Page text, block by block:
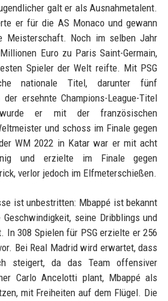
galt er als Ausnahmetalent.
er für die AS Monaco und gewann
Meisterschaft. Noch im selben Jahr
Euro zu Paris Saint-Germain,
Spieler der Welt reifte. Mit PSG
nationale Titel, darunter fünf
ersehnte Champions-League-Titel
er mit der französischen
und schoss im Finale gegen
WM 2022 in Katar war er mit acht
und erzielte im Finale gegen
verlor jedoch im Elfmeterschießen.
ist unbestritten: Mbappé ist bekannt
seine Dribblings und
In 308 Spielen für PSG erzielte er 256
Bei Real Madrid wird erwartet, dass
steigert, da das Team offensiver
Carlo Ancelotti plant, Mbappé als
mit Freiheiten auf dem Flügel. Die